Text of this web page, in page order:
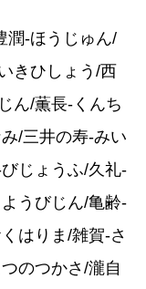
潤-ほうじゅん/
きひしょう/西
ん/薫長-くんち
/三井の寿-みい
じょうふ/久礼-
うびじん/亀齢-
はりま/雑賀-さ
のつかさ/瀧自